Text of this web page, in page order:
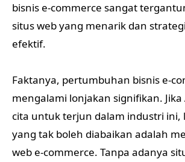
bisnis e-commerce sangat
situs web yang menarik dan
efektif.
Faktanya, pertumbuhan bisnis e-
mengalami lonjakan signifikan.
cita untuk terjun dalam industri ini,
yang tak boleh diabaikan adalah
web e-commerce. Tanpa adanya